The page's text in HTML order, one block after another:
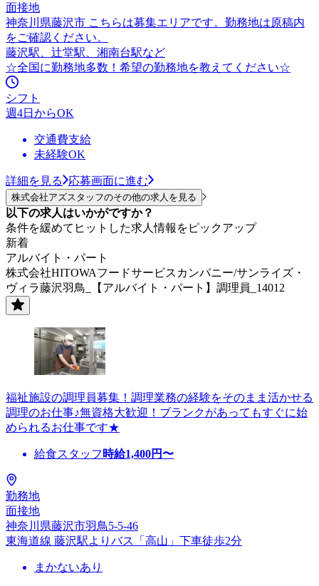
面接地
神奈川県藤沢市 こちらは募集エリアです。勤務地は原稿内
をご確認ください。
藤沢駅、辻堂駅、湘南台駅など
☆全国に勤務地多数！希望の勤務地を教えてください☆
シフト
週4日からOK
交通費支給
未経験OK
詳細を見る 応募画面に進む
株式会社アズスタッフのその他の求人を見る
以下の求人はいかがですか？
条件を緩めてヒットした求人情報をピックアップ
新着
アルバイト・パート
株式会社HITOWAフードサービスカンパニー/サンライズ・
ヴィラ藤沢羽鳥_【アルバイト・パート】調理員_14012
福祉施設の調理員募集！調理業務の経験をそのまま活かせる
調理のお仕事♪無資格大歓迎！ブランクがあってもすぐに始
められるお仕事です★
給食スタッフ 時給1,400円〜
勤務地
面接地
神奈川県藤沢市羽鳥5-5-46
東海道線 藤沢駅よりバス「高山」下車徒歩2分
まかないあり